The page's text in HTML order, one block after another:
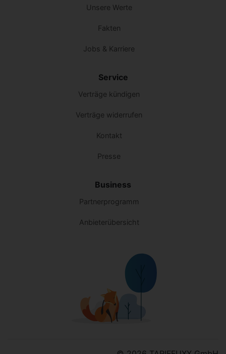
Unsere Werte
Fakten
Jobs & Karriere
Service
Verträge kündigen
Verträge widerrufen
Kontakt
Presse
Business
Partnerprogramm
Anbieterübersicht